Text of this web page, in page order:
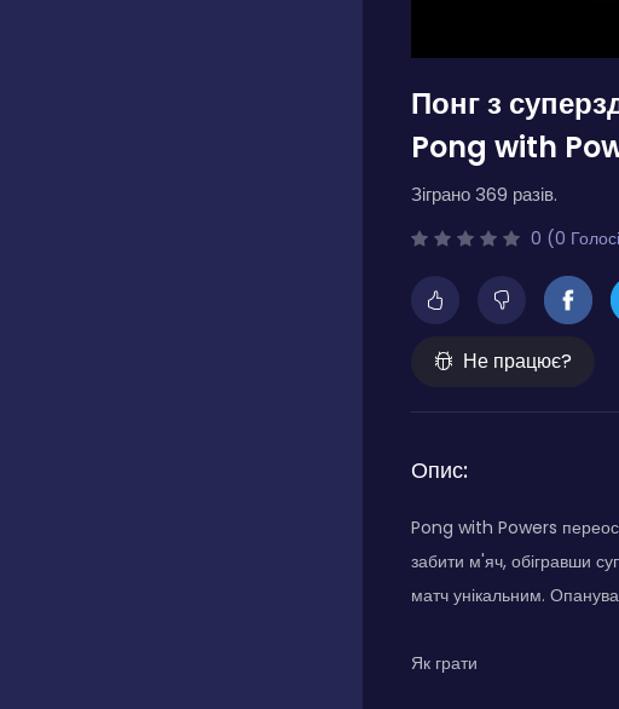
Понг з
Pong with
Зіграно 369 разів.
0 (0
Не працює?
Опис:
Pong with Powers
забити м'яч, обігравши
матч унікальним.
Як грати